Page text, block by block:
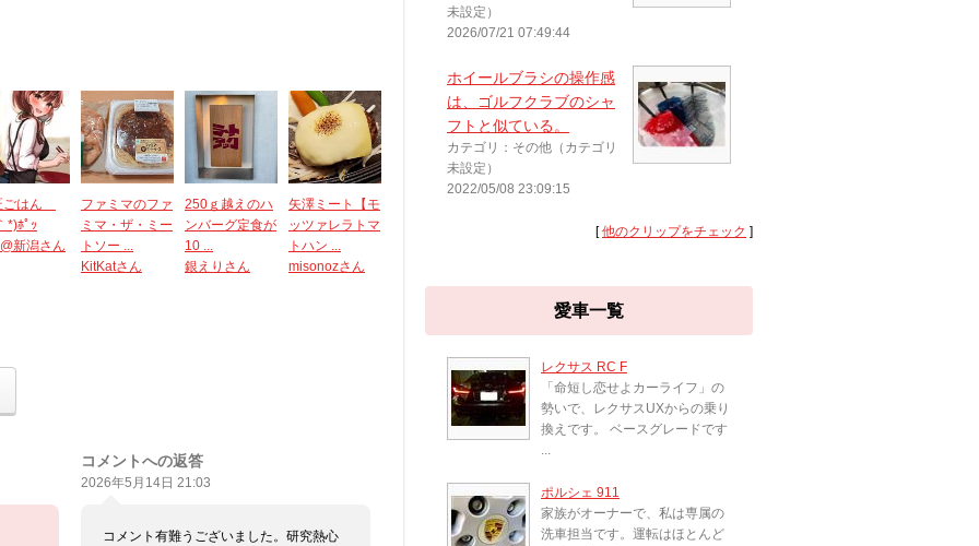
ごはん
*)ﾎﾟｯ
新潟さん
ファミマのファ
ミマ・ザ・ミー
トソー ...
KitKatさん
250ｇ越えのハ
ンバーグ定食が
10 ...
銀えりさん
矢澤ミート【モ
ッツァレラトマ
トハン ...
misonozさん
コメントへの返答
2026年5月14日 21:03
コメント有難うございました。研究熱心
未設定）
2026/07/21 07:49:44
ホイールブラシの操作感
は、ゴルフクラブのシャ
フトと似ている。
カテゴリ：その他（カテゴリ
未設定）
2022/05/08 23:09:15
[他のクリップをチェック ]
愛車一覧
レクサス RC F
「命短し恋せよカーライフ」の
勢いで、レクサスUXからの乗り
換えです。 ベースグレードです
...
ポルシェ 911
家族がオーナーで、私は専属の
洗車担当です。運転はほとんど